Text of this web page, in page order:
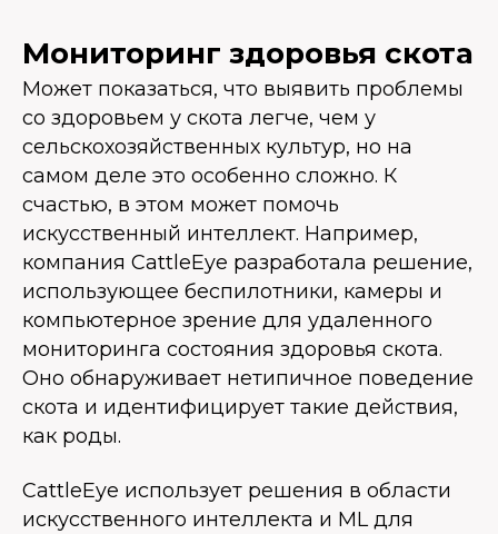
Мониторинг здоровья скота
Может показаться, что выявить проблемы
со здоровьем у скота легче, чем у
сельскохозяйственных культур, но на
самом деле это особенно сложно. К
счастью, в этом может помочь
искусственный интеллект. Например,
компания CattleEye разработала решение,
использующее беспилотники, камеры и
компьютерное зрение для удаленного
мониторинга состояния здоровья скота.
Оно обнаруживает нетипичное поведение
скота и идентифицирует такие действия,
как роды.
CattleEye использует решения в области
искусственного интеллекта и ML для